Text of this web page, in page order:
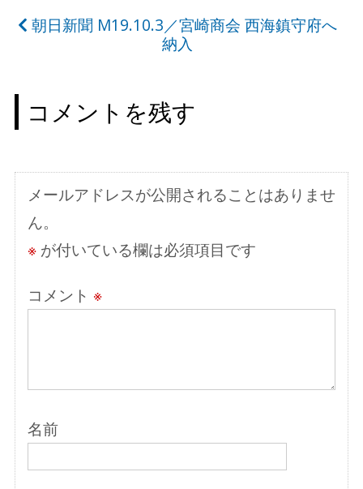
ナ
ー
シ
ョ
ン
朝日新聞 M19.10.3／宮崎商会 西海鎮守府へ
納入
コメントを残す
メールアドレスが公開されることはありませ
ん。
※が付いている欄は必須項目です
コメント ※
名前